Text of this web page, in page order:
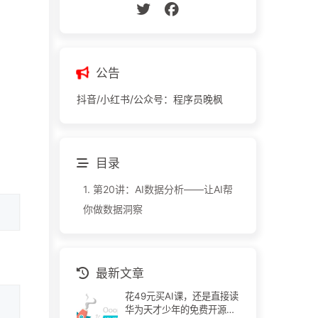
公告
抖音/小红书/公众号：程序员晚枫
目录
1. 第20讲：AI数据分析——让AI帮
你做数据洞察
最新文章
花49元买AI课，还是直接读
华为天才少年的免费开源